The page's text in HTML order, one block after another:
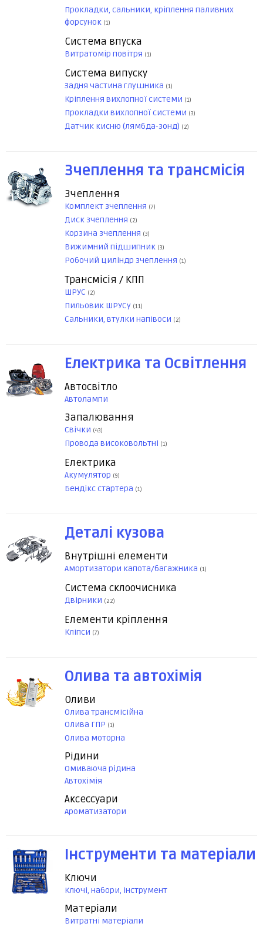
Прокладки, сальники, кріплення паливних
форсунок (1)
Система впуска
Витратомір повітря (1)
Система випуску
Задня частина глушника (1)
Кріплення вихлопної системи (1)
Прокладки вихлопної системи (3)
Датчик кисню (лямбда-зонд) (2)
Зчеплення та трансмісія
Зчеплення
Комплект зчеплення (7)
Диск зчеплення (2)
Корзина зчеплення (3)
Вижимний підшипник (3)
Робочий циліндр зчеплення (1)
Трансмісія / КПП
ШРУС (2)
Пильовик ШРУСу (11)
Сальники, втулки напівоси (2)
Електрика та Освітлення
Автосвітло
Автолампи
Запалювання
Свічки (43)
Провода високовольтні (1)
Електрика
Акумулятор (9)
Бендікс стартера (1)
Деталі кузова
Внутрішні елементи
Амортизатори капота/багажника (1)
Система склоочисника
Двірники (22)
Елементи кріплення
Кліпси (7)
Олива та автохімія
Оливи
Олива трансмісійна
Олива ГПР (1)
Олива моторна
Рідини
Омиваюча рідина
Автохімія
Аксессуари
Ароматизатори
Інструменти та матеріали
Ключи
Ключі, набори, інструмент
Матеріали
Витратні матеріали